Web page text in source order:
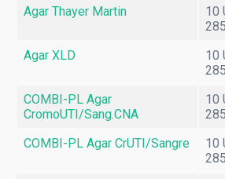
Agar Thayer Martin
10
Agar XLD
10
COMBI-PL Agar
CromoUTI/Sang.CNA
10
COMBI-PL Agar CrUTI/Sangre
10